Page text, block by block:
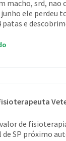
macho, srd,
junho ele perdeu
e
de
de SP próximo